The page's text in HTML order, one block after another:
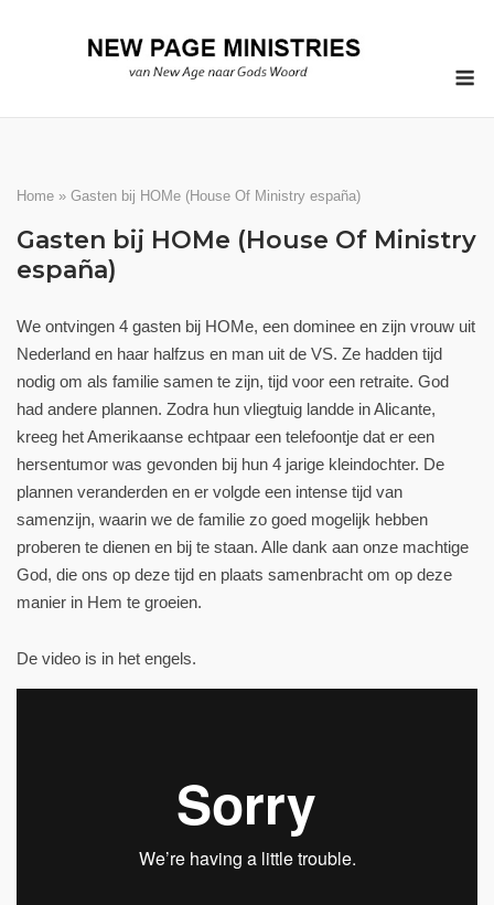
Home » Gasten bij HOMe (House Of Ministry españa)
Gasten bij HOMe (House Of Ministry
españa)
We ontvingen 4 gasten bij HOMe, een dominee en zijn vrouw uit
Nederland en haar halfzus en man uit de VS. Ze hadden tijd
nodig om als familie samen te zijn, tijd voor een retraite. God
had andere plannen. Zodra hun vliegtuig landde in Alicante,
kreeg het Amerikaanse echtpaar een telefoontje dat er een
hersentumor was gevonden bij hun 4 jarige kleindochter. De
plannen veranderden en er volgde een intense tijd van
samenzijn, waarin we de familie zo goed mogelijk hebben
proberen te dienen en bij te staan. Alle dank aan onze machtige
God, die ons op deze tijd en plaats samenbracht om op deze
manier in Hem te groeien.
De video is in het engels.